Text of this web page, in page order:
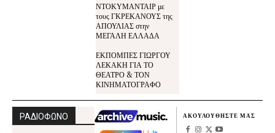
ΝΤΟΚΥΜΑΝΤΑΙΡ με
τους ΓΚΡΕΚΑΝΟΥΣ της
ΑΠΟΥΛΙΑΣ στην
ΜΕΓΑΛΗ ΕΛΛΑΔΑ
ΕΚΠΟΜΠΕΣ ΓΙΩΡΓΟΥ
ΛΕΚΑΚΗ ΓΙΑ ΤΟ
ΘΕΑΤΡΟ & ΤΟΝ
ΚΙΝΗΜΑΤΟΓΡΑΦΟ
ΡΑΔΙΟΦΩΝΟ ΑΚΟΥΛΟΥΘΗΣΤΕ ΜΑΣ